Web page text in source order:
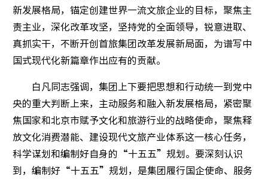
新发展格局，锚定创建世界一流文旅企业的目标，聚焦主
责主业，深化改革攻坚，坚持党的全面领导，锐意进取、
真抓实干，不断开创首旅集团改革发展新局面，为谱写中
国式现代化新篇章作出应有的贡献。
白凡同志强调，集团上下要把思想和行动统一到党中
央的重大判断上来，主动服务和融入新发展格局，紧密聚
焦国家和北京市赋予文化和旅游行业的战略使命，聚焦释
放文化消费潜能、建设现代文旅产业体系这一核心任务，
科学谋划和编制好自身的“十五五”规划。要深刻认识
到，编制好“十五五”规划，是集团履行国企使命、服务